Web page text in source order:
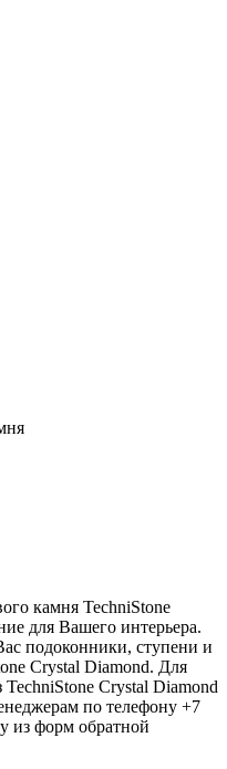
камня TechniStone
для Вашего интерьера.
подоконники, ступени и
Crystal Diamond. Для
Crystal Diamond
по телефону +7
из форм обратной